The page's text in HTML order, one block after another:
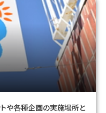
トや各種企画の実施場所と